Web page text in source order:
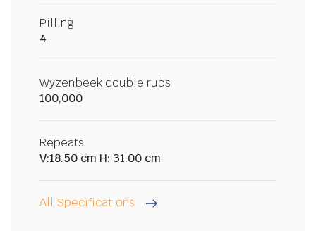
Pilling
4
Wyzenbeek double rubs
100,000
Repeats
V:18.50 cm H: 31.00 cm
All Specifications